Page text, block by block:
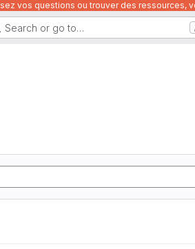
vos questions ou trouver des ressources,
Search or go to…